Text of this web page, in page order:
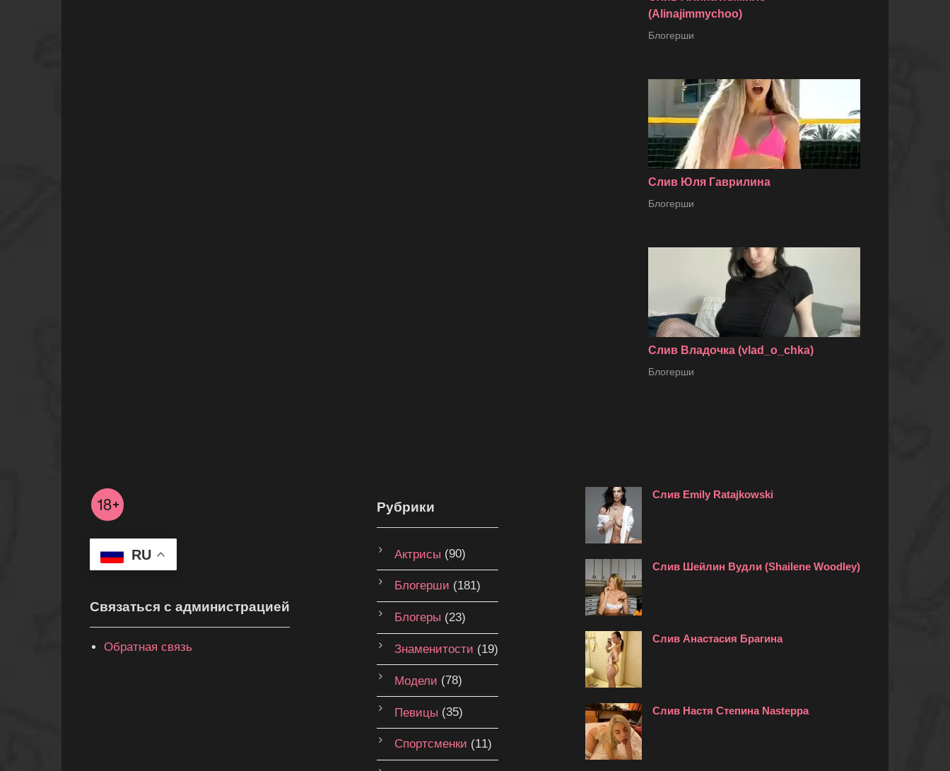
(Alinajimmychoo)
Блогерши
Слив Юля Гаврилина
Блогерши
Слив Владочка (vlad_o_chka)
Блогерши
RU
Связаться с администрацией
Обратная связь
Рубрики
Актрисы (90)
Блогерши (181)
Блогеры (23)
Знаменитости (19)
Модели (78)
Певицы (35)
Спортсменки (11)
Слив Emily Ratajkowski
Слив Шейлин Вудли (Shailene Woodley)
Слив Анастасия Брагина
Слив Настя Степина Nasteppa